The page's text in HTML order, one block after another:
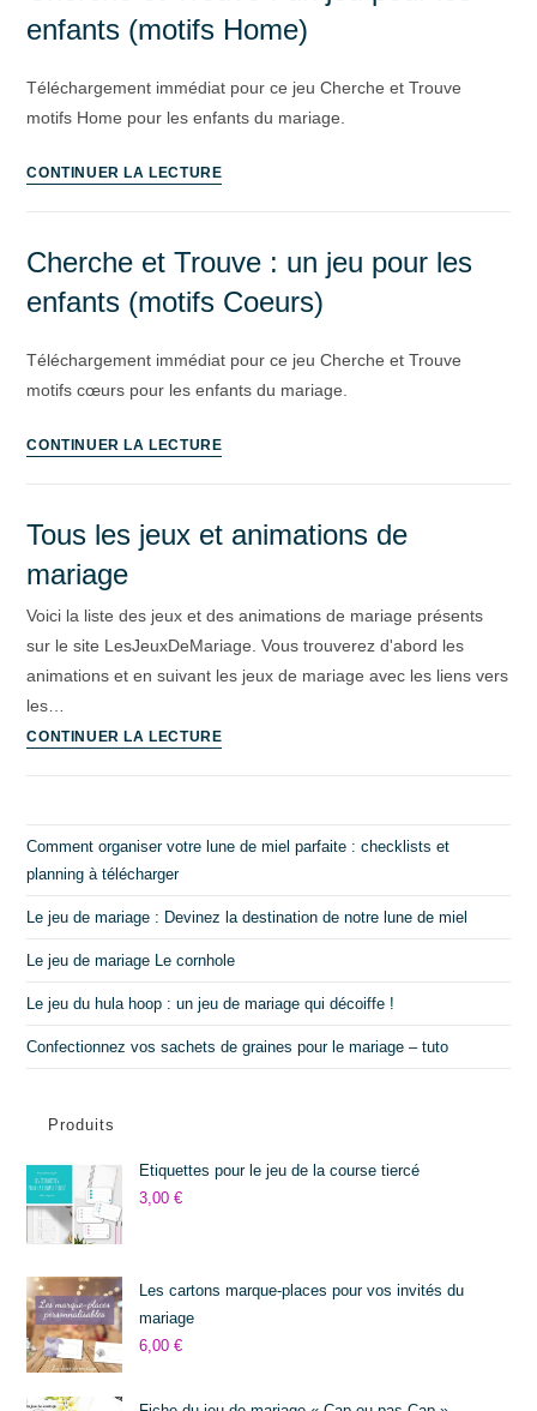
enfants (motifs Home)
Téléchargement immédiat pour ce jeu Cherche et Trouve
motifs Home pour les enfants du mariage.
CONTINUER LA LECTURE
Cherche et Trouve : un jeu pour les
enfants (motifs Coeurs)
Téléchargement immédiat pour ce jeu Cherche et Trouve
motifs cœurs pour les enfants du mariage.
CONTINUER LA LECTURE
Tous les jeux et animations de
mariage
Voici la liste des jeux et des animations de mariage présents
sur le site LesJeuxDeMariage. Vous trouverez d'abord les
animations et en suivant les jeux de mariage avec les liens vers
les…
CONTINUER LA LECTURE
Comment organiser votre lune de miel parfaite : checklists et
planning à télécharger
Le jeu de mariage : Devinez la destination de notre lune de miel
Le jeu de mariage Le cornhole
Le jeu du hula hoop : un jeu de mariage qui décoiffe !
Confectionnez vos sachets de graines pour le mariage – tuto
Produits
Etiquettes pour le jeu de la course tiercé
3,00€
Les cartons marque-places pour vos invités du
mariage
6,00€